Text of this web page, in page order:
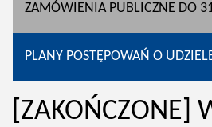
ZAMÓWIENIA PUBLICZNE DO
PLANY POSTĘPOWAŃ O
[ZAKOŃCZONE]